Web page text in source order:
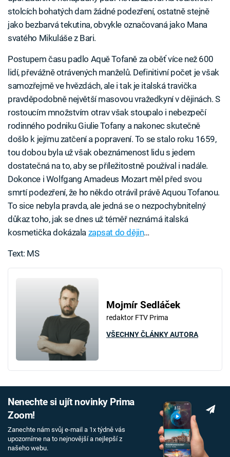
stolcích bohatých dam žádné podezření, ostatně stejně
jako bezbarvá tekutina, obvykle označovaná jako Mana
svatého Mikuláše z Bari.
Postupem času padlo Aquě Tofaně za oběť více než 600
lidí, převážně otrávených manželů. Definitivní počet je však
samozřejmě ve hvězdách, ale i tak je italská travička
pravděpodobně největší masovou vražedkyní v dějinách. S
rostoucím množstvím otrav však stoupalo i nebezpečí
rodinného podniku Giulie Tofany a nakonec skutečně
došlo k jejímu zatčení a popravení. To se stalo roku 1659,
tou dobou byla už však obeznámenost lidu s jedem
dostatečná na to, aby se příležitostně používal i nadále.
Dokonce i Wolfgang Amadeus Mozart měl před svou
smrtí podezření, že ho někdo otrávil právě Aquou Tofanou.
To sice nebyla pravda, ale jedná se o nezpochybnitelný
důkaz toho, jak se dnes už téměř neznámá italská
kosmetička dokázala zapsat do dějin…
Text: MS
Mojmír Sedláček
redaktor FTV Prima
VŠECHNY ČLÁNKY AUTORA
Nenechte si ujít novinky Prima
Zoom!
Zanechte nám svůj e-mail a 1x týdně vás
upozorníme na to nejnovější a nejlepší z
našeho webu.